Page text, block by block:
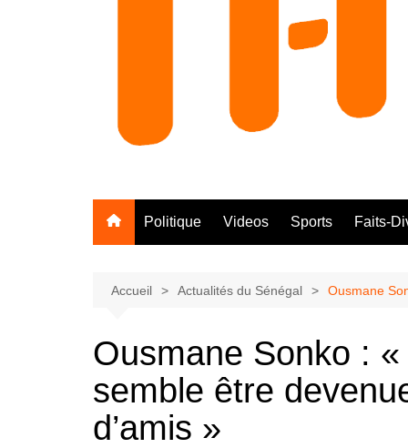
Politique Videos Sports Faits-
Accueil Actualités du Sénégal Ousmane
Ousmane Sonko :
semble être
d’amis »